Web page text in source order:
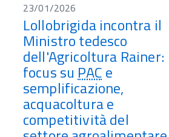
23/01/2026
Lollobrigida incontra il
Ministro tedesco
dell'Agricoltura Rainer:
focus su PACe
semplificazione,
acquacoltura e
competitività del